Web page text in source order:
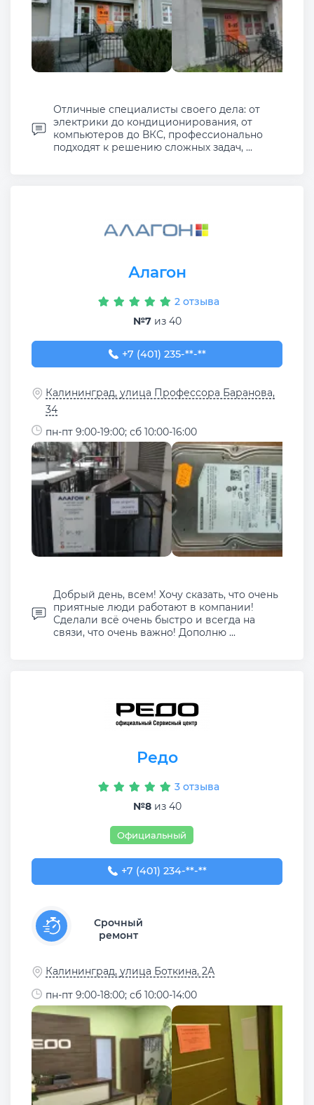
Отличные специалисты своего дела: от
электрики до кондиционирования, от
компьютеров до ВКС, профессионально
подходят к решению сложных задач, ...
Алагон
2 отзыва
№7из 40
+7 (401) 235-27-62
+7 (401) 235-**-**
Калининград, улица Профессора Баранова,
34
пн-пт 9:00-19:00; сб 10:00-16:00
Добрый день, всем! Хочу сказать, что очень
приятные люди работают в компании!
Сделали всё очень быстро и всегда на
связи, что очень важно! Дополню ...
Редо
3 отзыва
№8из 40
Официальный
+7 (401) 234-41-22
+7 (401) 234-**-**
Срочный
ремонт
Калининград, улица Боткина, 2А
пн-пт 9:00-18:00; сб 10:00-14:00